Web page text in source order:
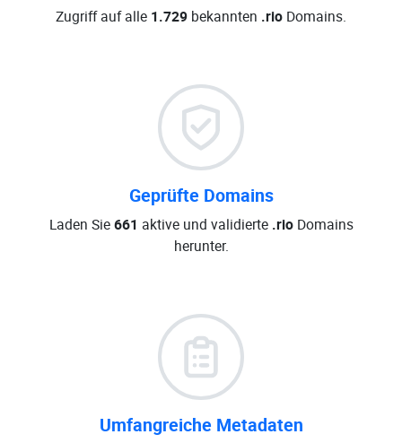
Zugriff auf alle 1.729 bekannten .rio Domains.
Geprüfte Domains
Laden Sie661 aktive und validierte .rioDomains
herunter.
Umfangreiche Metadaten